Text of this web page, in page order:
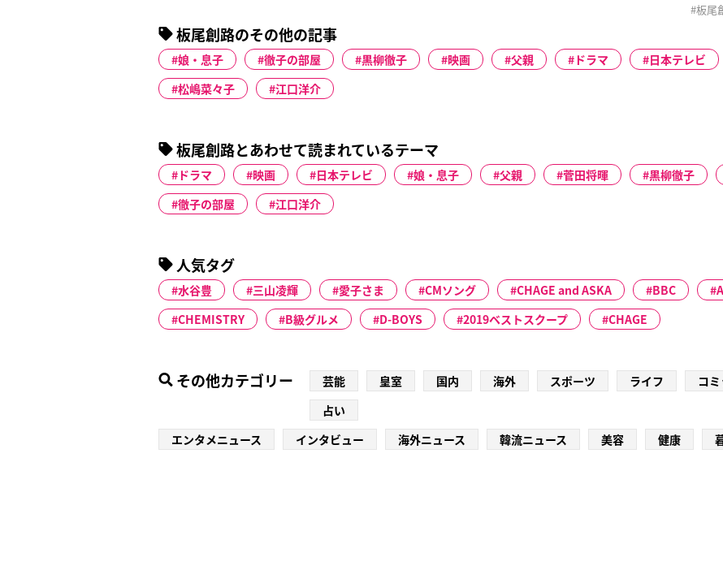
ぎると「バイトをして以来、点線を見ると切りたくなる。しかも連続して点
い！」ともぎりへのこだわり
#板尾
板尾創路のその他の記事
娘・息子 徹子の部屋 黒柳徹子 映画 父親 ドラマ 日本テレビ
松嶋菜々子
江口洋介
板尾創路とあわせて読まれているテーマ
ドラマ 映画 日本テレビ 娘・息子 父親 菅田将暉 黒柳徹子
徹子の部屋
江口洋介
人気タグ
水谷豊 三山凌輝 愛子さま CMソング CHAGE and ASKA BBC
CHEMISTRY
B級グルメ D-BOYS 2019ベストスクープ CHAGE
その他カテゴリー 芸能 皇室 国内 海外 スポーツ ライフ コ
占い
エンタメニュース
インタビュー 海外ニュース 韓流ニュース 美容 健康